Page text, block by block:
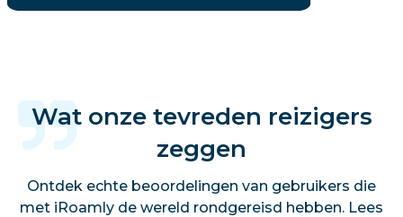
Wat onze tevreden reizigers
zeggen
Ontdek echte beoordelingen van gebruikers die
met iRoamly de wereld rondgereisd hebben. Lees